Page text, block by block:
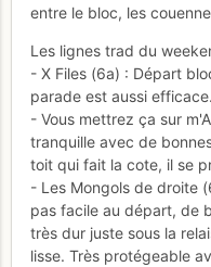
entre le bloc, les
Les lignes trad du
- X Files (6a) : Départ
parade est aussi
- Vous mettrez ça sur
tranquille avec de
toit qui fait la cote, il se
- Les Mongols de droite
pas facile au départ, de
très dur juste sous la
lisse. Très protégeable